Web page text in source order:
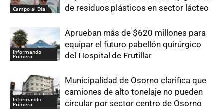
Campo al Día
de residuos plásticos en sector lácteo
Informando
Primero
Aprueban más de $620 millones para
equipar el futuro pabellón quirúrgico
del Hospital de Frutillar
Informando
Primero
Municipalidad de Osorno clarifica que
camiones de alto tonelaje no pueden
circular por sector centro de Osorno